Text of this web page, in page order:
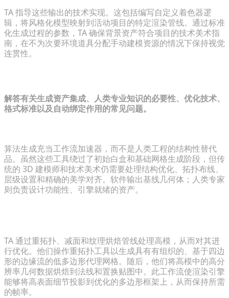
TA 指导这些输出的技术实现。这包括编写自定义着色器逻
辑，将风格化模型映射到活动项目的特定渲染管线。通过标准
化生成过程的参数，TA 确保背景资产符合项目的技术美术指
南，在不为次要环境道具分配手动建模资源的情况下保持视觉
连贯性。
解答有关生成资产集成、人类专业知识的必要性、优化技术、
格式标准以及自动绑定作用的常见问题。
算法生成充当工作流加速器，而不是人类工程的结构性替代
品。虽然这些工具绕过了初始白盒和基础网格生成阶段，但传
统的 3D 建模师和技术美术仍需要处理结构优化、拓扑布线、
层级设置和精确的美学对齐。软件输出基线几何体；人类专家
则负责设计功能性、引擎就绪的资产。
TA 通过重拓扑、减面和纹理烘焙管线处理高模，从而对其进
行优化。他们操作重拓扑工具以生成具有有组织的、基于四边
形的边缘流的低多边形代理网格。随后，他们将高模中的高分
辨率几何数据烘焙到法线和置换贴图中。此工作流使渲染引擎
能够将高表面细节投影到优化的多边形框架上，从而保持所需
的帧率。